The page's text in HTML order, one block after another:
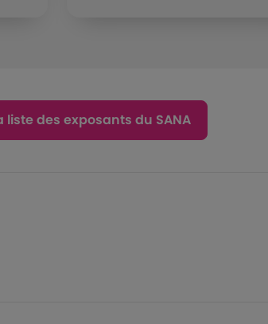
liste des exposants du SANA